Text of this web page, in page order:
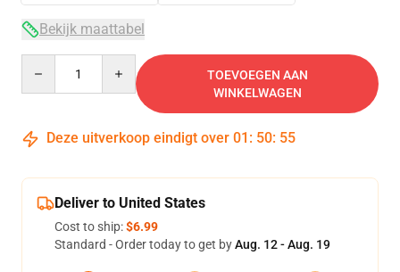
Bekijk maattabel
TOEVOEGEN AAN
WINKELWAGEN
Deze uitverkoop eindigt over 01 : 50: 54
Deliver to United States
Cost to ship:$6.99
Standard - Order today to get byAug. 12 - Aug. 19